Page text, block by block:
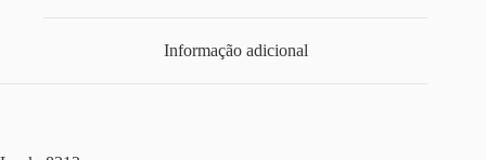
Informação adicional